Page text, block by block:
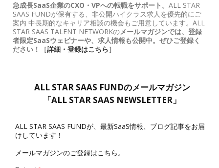
急成長SaaS企業のCXO・VPへの転職をサポート。 ALL STAR
SAAS FUNDが保有する、非公開ハイクラス求人を優先的にご
案内 中長期的なキャリア相談の機会もご用意しています。ALL
STAR SAAS TALENT NETWORKのメールマガジンでは、登録
者限定SaaSウェビナーや、求人情報も公開中。ぜひご登録く
ださい！［詳細・登録はこちら］
ALL STAR SAAS FUNDのメールマガジン
「ALL STAR SAAS NEWSLETTER」
ALL STAR SAAS FUNDが、最新SaaS情報、ブログ記事をお届
けしています！
メールマガジンのご登録はこちら。